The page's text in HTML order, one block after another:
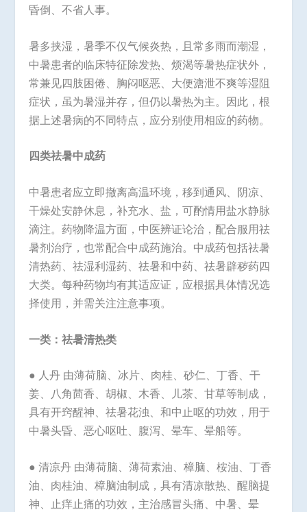
昏倒、不省人事。
暑多挟湿，暑季不仅气候炎热，且常多雨而潮湿，
中暑患者的临床特征除发热、烦渴等暑热症状外，
常兼见四肢困倦、胸闷呕恶、大便溏泄不爽等湿阻
症状，虽为暑湿并存，但仍以暑热为主。因此，根
据上述暑病的不同特点，应分别使用相应的药物。
四类祛暑中成药
中暑患者应立即撤离高温环境，移到通风、阴凉、
干燥处安静休息，补充水、盐，可酌情用盐水静脉
滴注。药物降温方面，中医辨证论治，配合服用祛
暑剂治疗，也常配合中成药施治。中成药包括祛暑
清热药、祛湿利湿药、祛暑和中药、祛暑辟秽药四
大类。每种药物均有其适应证，应根据具体情况选
择使用，并需关注注意事项。
一类：祛暑清热类
● 人丹 由薄荷脑、冰片、肉桂、砂仁、丁香、干
姜、八角茴香、胡椒、木香、儿茶、甘草等制成，
具有开窍醒神、祛暑花浊、和中止呕的功效，用于
中暑头昏、恶心呕吐、腹泻、晕车、晕船等。
● 清凉丹 由薄荷脑、薄荷素油、樟脑、桉油、丁香
油、肉桂油、樟脑油制成，具有清凉散热、醒脑提
神、止痒止痛的功效，主治感冒头痛、中暑、晕